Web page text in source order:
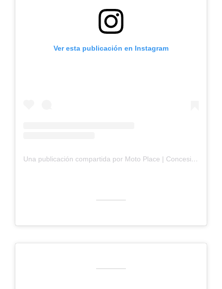
Ver esta publicación en Instagram
Una publicación compartida por Moto Place | Concesionario de motocicletas | Motos nuevas (@motoplace.ec)